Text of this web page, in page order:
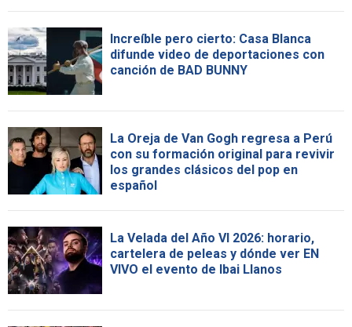
Increíble pero cierto: Casa Blanca
difunde video de deportaciones con
canción de BAD BUNNY
La Oreja de Van Gogh regresa a Perú
con su formación original para revivir
los grandes clásicos del pop en
español
La Velada del Año VI 2026: horario,
cartelera de peleas y dónde ver EN
VIVO el evento de Ibai Llanos